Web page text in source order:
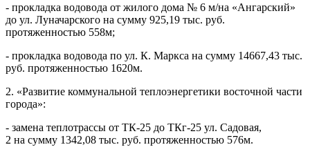
- прокладка водовода от жилого дома № 6 м/на «Ангарский»
до ул. Луначарского на сумму 925,19 тыс. руб.
протяженностью 558м;
- прокладка водовода по ул. К. Маркса на сумму 14667,43 тыс.
руб. протяженностью 1620м.
2. «Развитие коммунальной теплоэнергетики восточной части
города»:
- замена теплотрассы от ТК-25 до ТКг-25 ул. Садовая,
2 на сумму 1342,08 тыс. руб. протяженностью 576м.